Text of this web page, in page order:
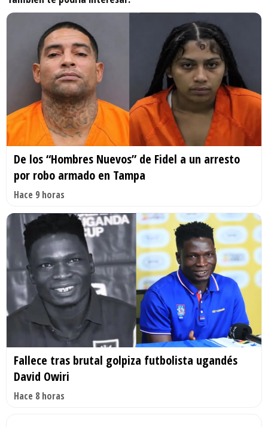
De los “Hombres Nuevos” de Fidel a un arresto
por robo armado en Tampa
Hace 9 horas
Fallece tras brutal golpiza futbolista ugandés
David Owiri
Hace 8 horas